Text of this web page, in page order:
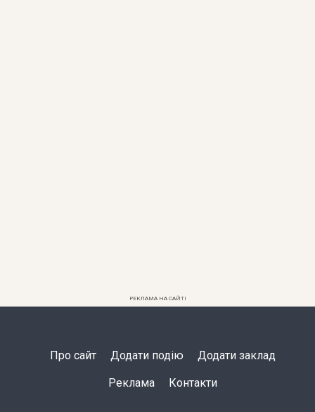
РЕКЛАМА НА САЙТІ
Про сайт Додати подію Додати заклад
Реклама Контакти